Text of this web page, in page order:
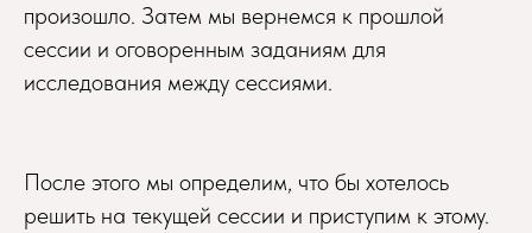
произошло. Затем мы вернемся к прошлой
сессии и оговоренным заданиям для
исследования между сессиями.
После этого мы определим, что бы хотелось
решить на текущей сессии и приступим к этому.